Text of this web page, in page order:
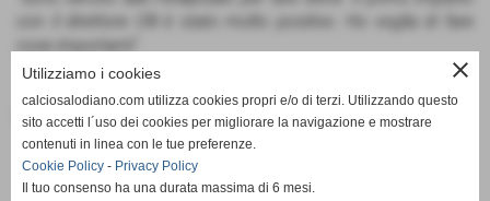
con il direttore Olli è stato molto positivo. Ho voglia di fare
cose importanti".
Fonte:Ufficio Stampa
close
Utilizziamo i cookies
calciosalodiano.com utilizza cookies propri e/o di terzi. Utilizzando questo
sito accetti l´uso dei cookies per migliorare la navigazione e mostrare
contenuti in linea con le tue preferenze.
Cookie Policy - Privacy Policy
Il tuo consenso ha una durata massima di 6 mesi.